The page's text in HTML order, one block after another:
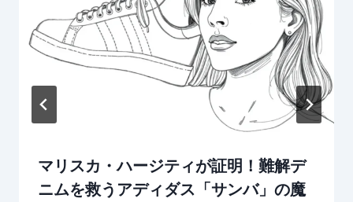
マリスカ・ハージティが証明！難解デ
ニムを救うアディダス「サンバ」の魔